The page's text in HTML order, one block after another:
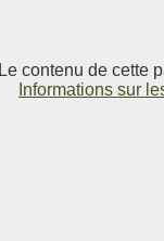
Le contenu de cette
Informations sur